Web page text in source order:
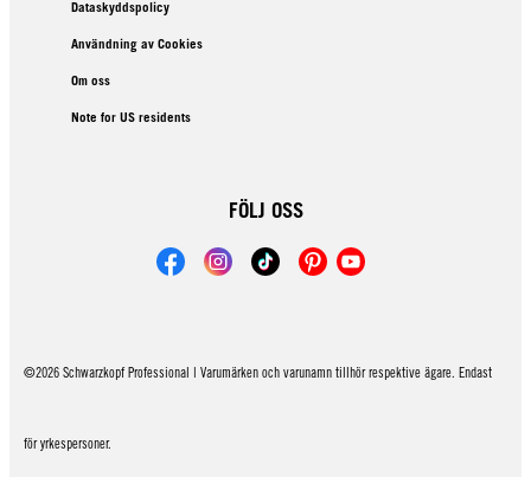
Dataskyddspolicy
Användning av Cookies
Om oss
Note for US residents
FÖLJ OSS
©2026 Schwarzkopf Professional | Varumärken och varunamn tillhör respektive ägare. Endast
för yrkespersoner.